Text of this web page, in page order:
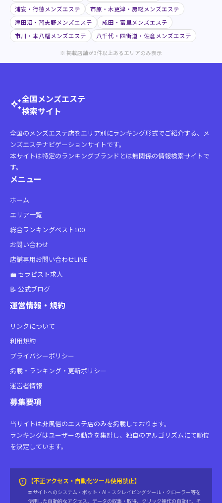
浦安・行徳メンズエステ
市原・木更津・房総メンズエステ
津田沼・習志野メンズエステ
成田・富里メンズエステ
市川・本八幡メンズエステ
八千代・四街道・佐倉メンズエステ
※ 掲載店舗が3件以上あるエリアのみ表示
auto_awesome全国メンズエステ
検索サイト
全国のメンズエステ店をエリア別にランキング形式でご紹介する、メ
ンズエステナビゲーションサイトです。
本サイトは特定のランキングブランドとは無関係の情報検索サイトで
す。
メニュー
ホーム
エリア一覧
総合ランキングベスト100
お問い合わせ
店舗専用お問い合わせLINE
💼 セラピスト求人
📝 公式ブログ
運営情報・規約
リンクについて
利用規約
プライバシーポリシー
掲載・ランキング・更新ポリシー
運営者情報
募集要項
当サイトは非風俗のエステ店のみを掲載しております。
ランキングはユーザーの動きを集計し、独自のアルゴリズムにて順位
を決定しています。
gpp_maybe 【不正アクセス・自動化ツール使用禁止】
本サイトへのシステム・ボット・AI・スクレイピングツール・クローラー等を
使用した自動的なアクセス、データの収集・取得、クリック操作の自動化、そ